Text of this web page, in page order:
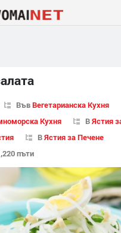
ВъвВегетарианска Кухня
Кухня ВЯстия
ВЯстия за Печене
пъти